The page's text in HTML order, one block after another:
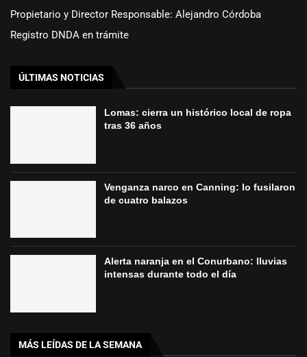
Propietario y Director Responsable: Alejandro Córdoba
Registro DNDA en trámite
ÚLTIMAS NOTICIAS
Lomas: cierra un histórico local de ropa
tras 36 años
Venganza narco en Canning: lo fusilaron
de cuatro balazos
Alerta naranja en el Conurbano: lluvias
intensas durante todo el día
MÁS LEÍDAS DE LA SEMANA